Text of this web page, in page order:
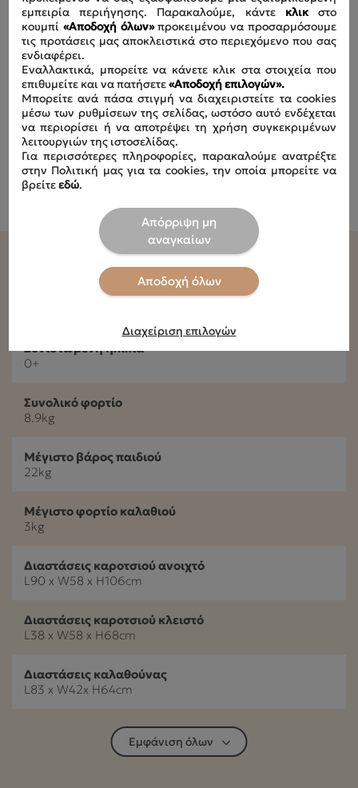
Τεχνικά Χαρακτηριστικά
Συνιστώμενη ηλικία
0+
Συνολικό φορτίο
8.9kg
Μέγιστο βάρος παιδιού
22kg
Μέγιστο φορτίο καλαθιού
3kg
Διαστάσεις καροτσιού ανοιχτό
L90 x W58 x H106cm
Διαστάσεις καροτσιού κλειστό
L38 x W58 x H68cm
Διαστάσεις καλαθούνας
L83 x W42x H64cm
Εμφάνιση όλων
εμπειρία περιήγησης. Παρακαλούμε, κάντε κλικ στο
κουμπί «Αποδοχή όλων»προκειμένου να προσαρμόσουμε
τις προτάσεις μας αποκλειστικά στο περιεχόμενο που σας
ενδιαφέρει.
Εναλλακτικά, μπορείτε να κάνετε κλικ στα στοιχεία που
επιθυμείτε και να πατήσετε«Αποδοχή επιλογών».
Μπορείτε ανά πάσα στιγμή να διαχειριστείτε τα cookies
μέσω των ρυθμίσεων της σελίδας, ωστόσο αυτό ενδέχεται
να περιορίσει ή να αποτρέψει τη χρήση συγκεκριμένων
λειτουργιών της ιστοσελίδας.
Για περισσότερες πληροφορίες, παρακαλούμε ανατρέξτε
στην Πολιτική μας για τα cookies, την οποία μπορείτε να
βρείτεεδώ.
Απόρριψη μη
αναγκαίων
Αποδοχή όλων
Διαχείριση επιλογών